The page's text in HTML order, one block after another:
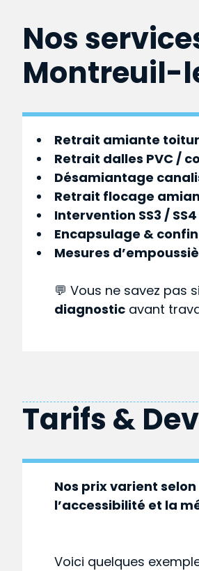
Nos
Montreuil-
Retrait amiante
Retrait dalles PVC /
Désamiantage
Retrait flocage
Intervention SS3 / SS4
Encapsulage &
Mesures
💬 Vous ne savez pas
diagnostic avant
Tarifs &
Nos prix varient
l’accessibilité et la
Voici quelques